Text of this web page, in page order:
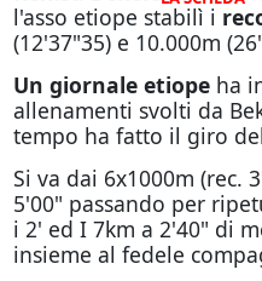
l'asso etiope stabilì i
(12'37"35) e 10.000m
Un giornale etiope ha
allenamenti svolti da
tempo ha fatto il giro
Si va dai 6x1000m (rec.
5'00" passando per
i 2' ed I 7km a 2'40" di
insieme al fedele